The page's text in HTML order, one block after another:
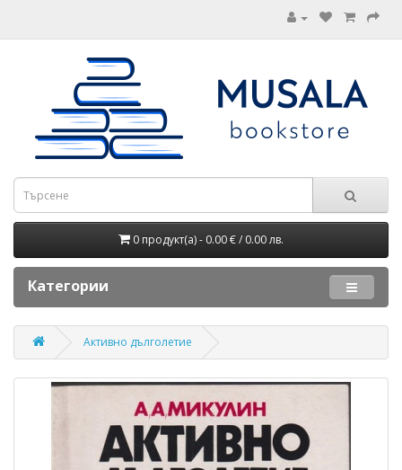
0 продукт(а) - 0.00 € / 0.00 лв.
Категории
Активно дълголетие